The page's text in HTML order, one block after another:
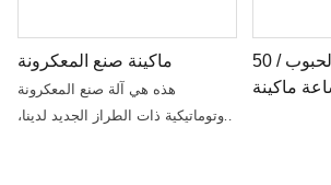
ماكينة صنع المعكرونة
هذه هي آلة صنع المعكرونة
الأوتوماتيكية ذات الطراز الجديد لدينا،
آلة صنع منتجات الحبوب / 50
ماكينة